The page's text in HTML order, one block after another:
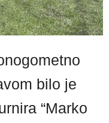
bilo je
“Marko